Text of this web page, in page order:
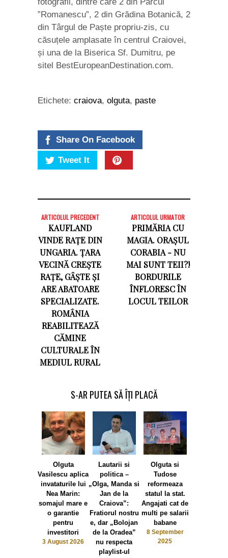
”Romanescu”, 2 din Grădina Botanică, 2
din Târgul de Paște propriu-zis, cu
căsuțele amplasate în centrul Craiovei,
și una de la Biserica Sf. Dumitru, pe
sitel BestEuropeanDestination.com.
Etichete: craiova, olguta, paste
Share On Facebook
Tweet It
ARTICOLUL PRECEDENT
KAUFLAND
VINDE RAȚE DIN
UNGARIA. ȚARA
VECINĂ CREȘTE
RAȚE, GÂȘTE ȘI
ARE ABATOARE
SPECIALIZATE.
ROMÂNIA
REABILITEAZĂ
CĂMINE
CULTURALE ÎN
MEDIUL RURAL
ARTICOLUL URMATOR
PRIMĂRIA CU
MAGIA. ORAȘUL
CORABIA - NU
MAI SUNT TEII?!
BORDURILE
ÎNFLORESC ÎN
LOCUL TEILOR
S-AR PUTEA SĂ ÎȚI PLACĂ
Olguta
Vasilescu aplica
invataturile lui
Nea Marin:
somajul mare e
o garantie
pentru
investitori
3 August 2026
Lautarii si
politica –
„Olga, Manda si
Jan de la
Craiova”:
Fratiorul nostru
e, dar „Bolojan
de la Oradea”
nu respecta
playlist-ul
Olguta si
Tudose
reformeaza
statul la stat.
Angajati cat de
multi pe salarii
babane
8 September
2025